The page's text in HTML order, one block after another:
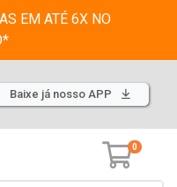
EM ATÉ 6X NO
Baixe já nosso APP
0